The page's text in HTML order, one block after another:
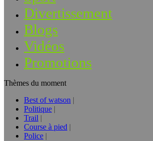
Divertissement
Blogs
Vidéos
Promotions
Thèmes du moment
Best of watson
Politique
Trail
Course à pied
Police